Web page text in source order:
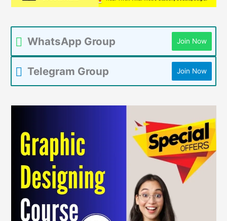
WhatsApp Group Join Now
Telegram Group Join Now